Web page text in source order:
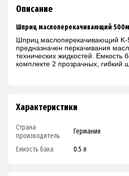
Описание
Шприц маслоперекачивающий
Шприц маслоперекачивающий K-
предназначен перкачивания
технических жидкостей. Емкость
комплекте 2 прозрачных, гибкий
Характеристики
Страна
производитель
Германия
Емкость бака 0.5 л